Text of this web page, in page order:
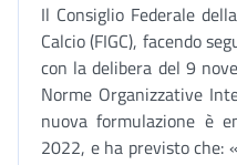
Il Consiglio Federale
Calcio (FIGC), facendo
con la delibera del 9
Norme Organizzative
nuova formulazione è
2022, e ha previsto che: «